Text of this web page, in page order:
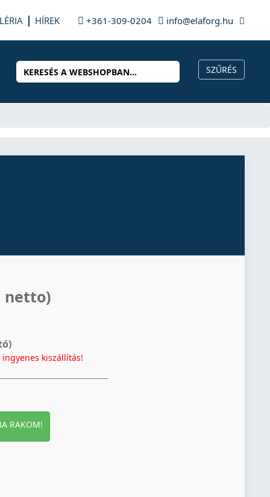
HÍREK +361-309-0204 info@elaforg.hu
netto)
ingyenes kiszállítás!
RAKOM!